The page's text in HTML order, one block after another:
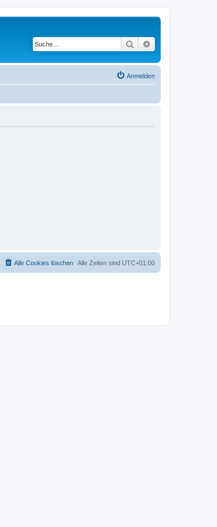
Suche
Anmelden
Alle Zeiten sind UTC+01:00
Alle Cookies löschen